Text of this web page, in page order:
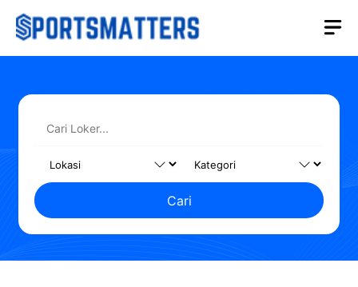
Langsung
Cari